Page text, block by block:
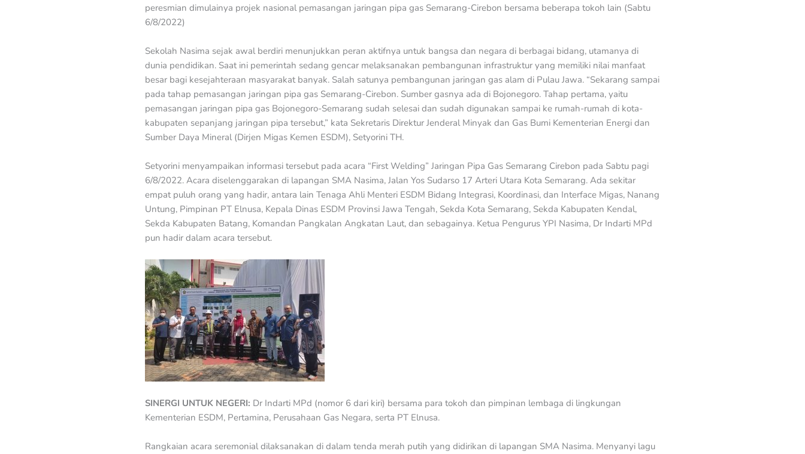
peresmian dimulainya projek nasional pemasangan jaringan pipa gas Semarang-Cirebon bersama beberapa tokoh lain (Sabtu
6/8/2022)
Sekolah Nasima sejak awal berdiri menunjukkan peran aktifnya untuk bangsa dan negara di berbagai bidang, utamanya di
dunia pendidikan. Saat ini pemerintah sedang gencar melaksanakan pembangunan infrastruktur yang memiliki nilai manfaat
besar bagi kesejahteraan masyarakat banyak. Salah satunya pembangunan jaringan gas alam di Pulau Jawa. “Sekarang sampai
pada tahap pemasangan jaringan pipa gas Semarang-Cirebon. Sumber gasnya ada di Bojonegoro. Tahap pertama, yaitu
pemasangan jaringan pipa gas Bojonegoro-Semarang sudah selesai dan sudah digunakan sampai ke rumah-rumah di kota-
kabupaten sepanjang jaringan pipa tersebut,” kata Sekretaris Direktur Jenderal Minyak dan Gas Bumi Kementerian Energi dan
Sumber Daya Mineral (Dirjen Migas Kemen ESDM), Setyorini TH.
Setyorini menyampaikan informasi tersebut pada acara “First Welding” Jaringan Pipa Gas Semarang Cirebon pada Sabtu pagi
6/8/2022. Acara diselenggarakan di lapangan SMA Nasima, Jalan Yos Sudarso 17 Arteri Utara Kota Semarang. Ada sekitar
empat puluh orang yang hadir, antara lain Tenaga Ahli Menteri ESDM Bidang Integrasi, Koordinasi, dan Interface Migas, Nanang
Untung, Pimpinan PT Elnusa, Kepala Dinas ESDM Provinsi Jawa Tengah, Sekda Kota Semarang, Sekda Kabupaten Kendal,
Sekda Kabupaten Batang, Komandan Pangkalan Angkatan Laut, dan sebagainya. Ketua Pengurus YPI Nasima, Dr Indarti MPd
pun hadir dalam acara tersebut.
SINERGI UNTUK NEGERI: Dr Indarti MPd (nomor 6 dari kiri) bersama para tokoh dan pimpinan lembaga di lingkungan
Kementerian ESDM, Pertamina, Perusahaan Gas Negara, serta PT Elnusa.
Rangkaian acara seremonial dilaksanakan di dalam tenda merah putih yang didirikan di lapangan SMA Nasima. Menyanyi lagu